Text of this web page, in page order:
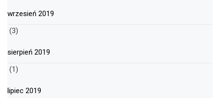
wrzesień 2019
(3)
sierpień 2019
(1)
lipiec 2019